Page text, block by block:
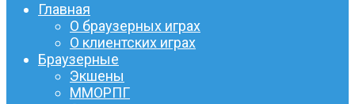
Главная
О браузерных играх
О клиентских играх
Браузерные
Экшены
ММОРПГ